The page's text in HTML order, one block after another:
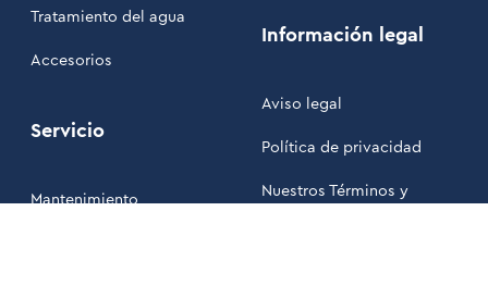
Tratamiento del agua
Accesorios
Servicio
Mantenimiento
Información legal
Aviso legal
Política de privacidad
Nuestros Términos y